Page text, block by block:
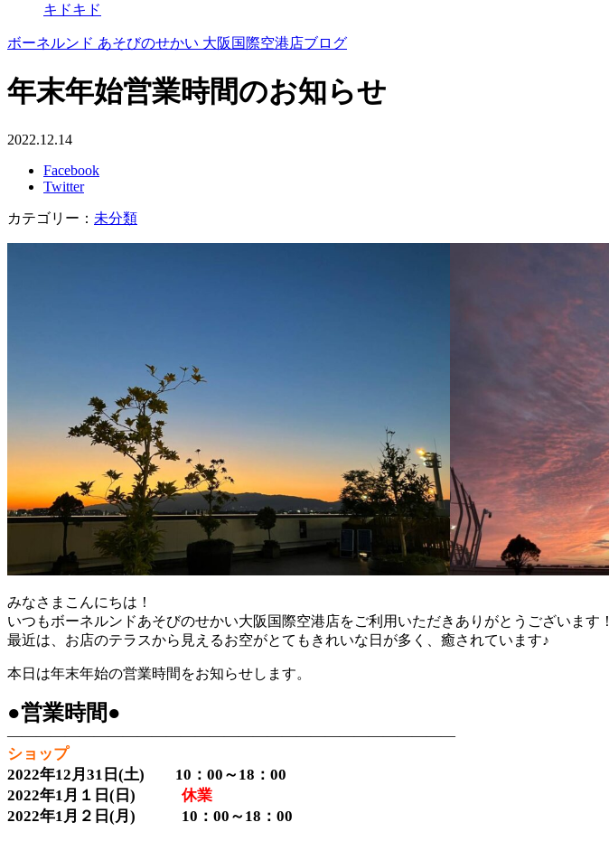
キドキド
ボーネルンド あそびのせかい 大阪国際空港店ブログ
年末年始営業時間のお知らせ
2022.12.14
Facebook
Twitter
カテゴリー： 未分類
みなさまこんにちは！
いつもボーネルンドあそびのせかい大阪国際空港店をご利用いただきありがとうございます！
最近は、お店のテラスから見えるお空がとてもきれいな日が多く、癒されています♪
本日は年末年始の営業時間をお知らせします。
●営業時間●
―――――――――――――――――――――――――――――――
ショップ
2022年12月31日(土) 10：00～18：00
2022年1月１日(日) 休業
2022年1月２日(月) 10：00～18：00